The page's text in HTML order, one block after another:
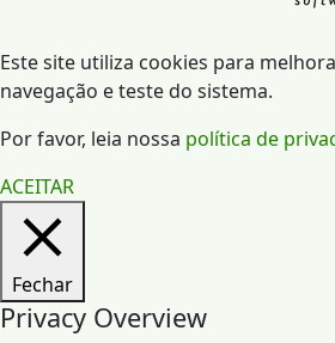
Este site utiliza cookies para
navegação e teste do sistema.
Por favor, leia nossa política de
ACEITAR
Fechar
Privacy Overview